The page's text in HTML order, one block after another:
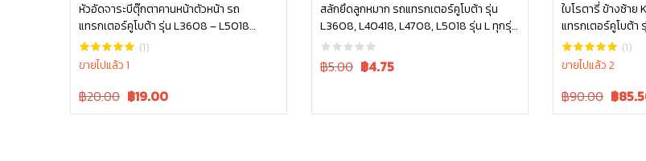
หัวอัดจาระบีตุ๊กตาคานหน้าตัวหน้า รถ
แทรกเตอร์คูโบต้า รุ่น L3608 – L5018
06611-15010(1)
ขายไปแล้ว 1
Original
฿20.00 Current
฿19.00
หยิบใส่ตะกร้า
สลักยึดลูกหมาก รถแทรกเตอร์คูโบต้า รุ่น
L3608, L40418, L4708, L5018 รุ่น L ทุกรุ่น
05511-50328
Original
฿5.00 Current
฿4.75
หยิบใส่ตะกร้า
ใบโรตารี่ ข้างซ้าย
แทรกเตอร์คูโบต้า
W9516-54163(1)
ขายไปแล้ว 2
Original
฿90.00 Current
฿
ห